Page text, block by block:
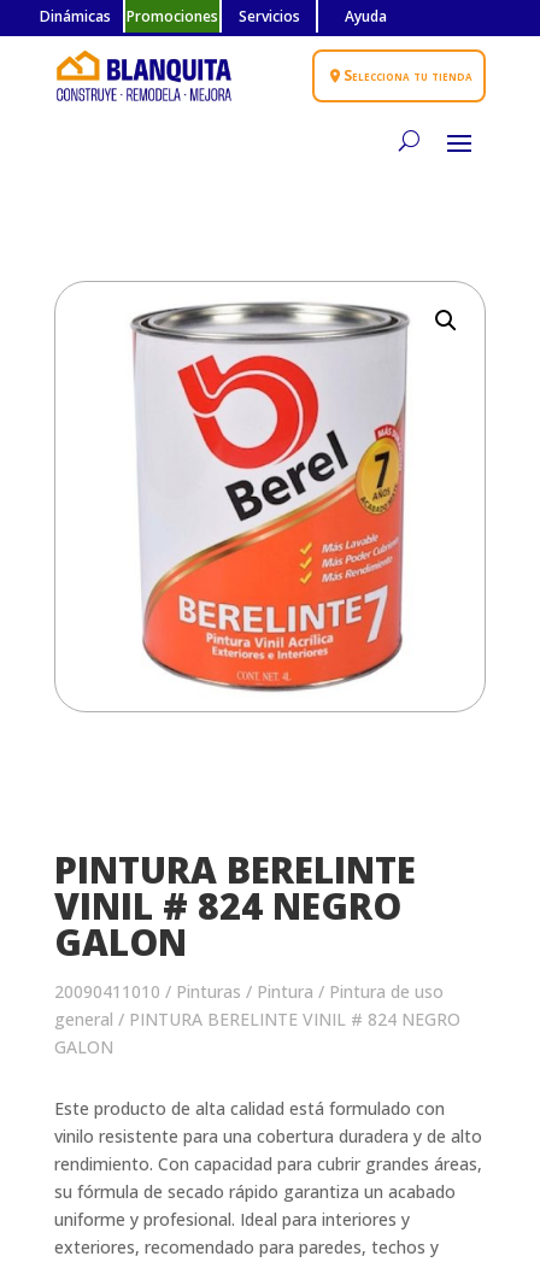
Dinámicas Promociones Servicios Ayuda
Selecciona tu tienda
PINTURA BERELINTE
VINIL # 824 NEGRO
GALON
20090411010 / Pinturas / Pintura / Pintura de uso
general / PINTURA BERELINTE VINIL # 824 NEGRO
GALON
Este producto de alta calidad está formulado con
vinilo resistente para una cobertura duradera y de alto
rendimiento. Con capacidad para cubrir grandes áreas,
su fórmula de secado rápido garantiza un acabado
uniforme y profesional. Ideal para interiores y
exteriores, recomendado para paredes, techos y